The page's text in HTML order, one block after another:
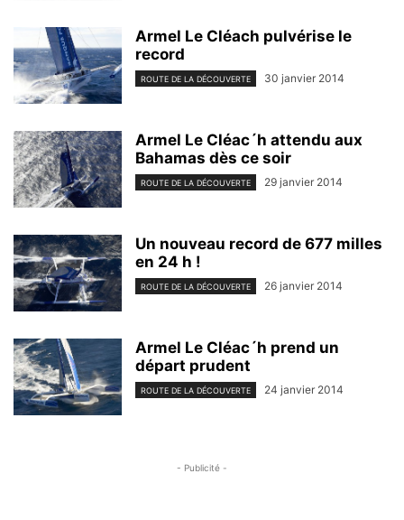
Armel Le Cléach pulvérise le
record
ROUTE DE LA DÉCOUVERTE 30 janvier 2014
Armel Le Cléac´h attendu aux
Bahamas dès ce soir
ROUTE DE LA DÉCOUVERTE 29 janvier 2014
Un nouveau record de 677 milles
en 24 h !
ROUTE DE LA DÉCOUVERTE 26 janvier 2014
Armel Le Cléac´h prend un
départ prudent
ROUTE DE LA DÉCOUVERTE 24 janvier 2014
- Publicité -